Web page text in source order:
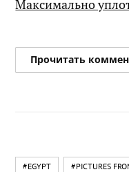
Максимально
Прочитать
#EGYPT #PICTURES